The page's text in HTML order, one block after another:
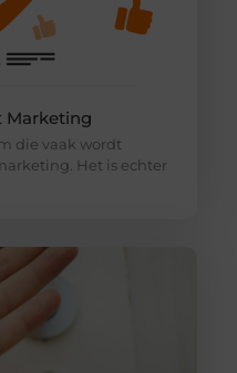
Marketing
die vaak wordt
Het is echter